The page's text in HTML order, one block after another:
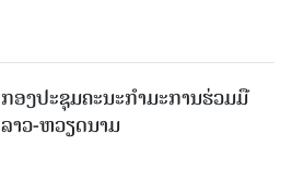
ກອງປະຊຸມຄະນະກຳມະການຮ່ວມມື
ລາວ-ຫວຽດນາມ